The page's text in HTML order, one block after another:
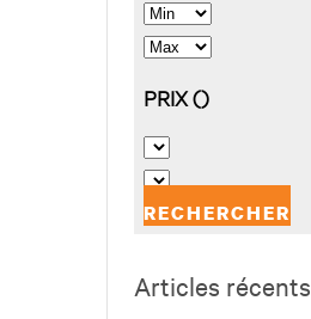
Articles récents